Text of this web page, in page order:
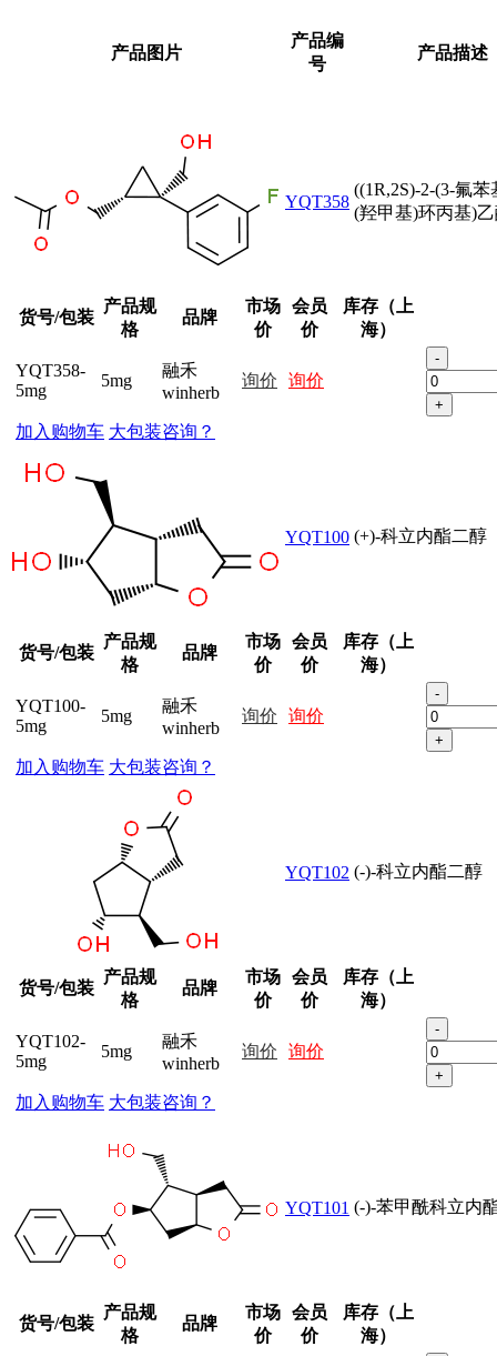
产品图片
产品编
号
产品描述
YQT358
((1R,2S)-2-(3-氟苯
(羟甲基)环丙基)
货号/包装
产品规
格
品牌
市场
价
会员
价
库存（上
海）
YQT358-
5mg
5mg
融禾
winherb
询价 询价
-
+
加入购物车 大包装咨询？
YQT100 (+)-科立内酯二醇
货号/包装
产品规
格
品牌
市场
价
会员
价
库存（上
海）
YQT100-
5mg
5mg
融禾
winherb
询价 询价
-
+
加入购物车 大包装咨询？
YQT102 (-)-科立内酯二醇
货号/包装
产品规
格
品牌
市场
价
会员
价
库存（上
海）
YQT102-
5mg
5mg
融禾
winherb
询价 询价
-
+
加入购物车 大包装咨询？
YQT101 (-)-苯甲酰科立内
货号/包装
产品规
格
品牌
市场
价
会员
价
库存（上
海）